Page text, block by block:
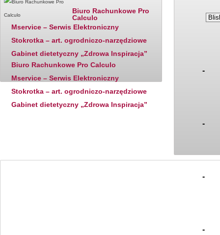
Biuro Rachunkowe Pro
Calculo
Mservice – Serwis Elektroniczny
Stokrotka – art. ogrodniczo-narzędziowe
Gabinet dietetyczny „Zdrowa Inspiracja”
Biuro Rachunkowe Pro Calculo
Mservice – Serwis Elektroniczny
Stokrotka – art. ogrodniczo-narzędziowe
Gabinet dietetyczny „Zdrowa Inspiracja”
-
-
-
-